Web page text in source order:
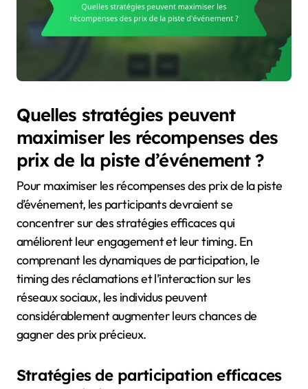
Quelles stratégies peuvent
maximiser les récompenses des
prix de la piste d’événement ?
Pour maximiser les récompenses des prix de la piste
d’événement, les participants devraient se
concentrer sur des stratégies efficaces qui
améliorent leur engagement et leur timing. En
comprenant les dynamiques de participation, le
timing des réclamations et l’interaction sur les
réseaux sociaux, les individus peuvent
considérablement augmenter leurs chances de
gagner des prix précieux.
Stratégies de participation efficaces